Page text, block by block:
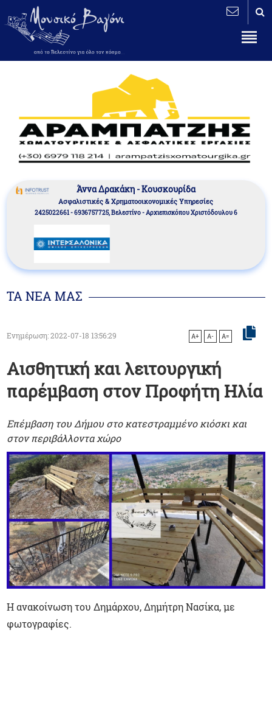
Άννα Δρακάκη - Κουσκουρίδα
Aσφαλιστικές & Χρηματοοικονομικές Υπηρεσίες
2425022661 - 6936757725, Βελεστίνο - Αρχιεπισκόπου Χριστόδουλου 6
ΤΑ ΝΕΑ ΜΑΣ
Ενημέρωση: 2022-07-18 13:56:29 A+ A- A=
Αισθητική και λειτουργική
παρέμβαση στον Προφήτη Ηλία
Επέμβαση του Δήμου στο κατεστραμμένο κιόσκι και
στον περιβάλλοντα χώρο
Η ανακοίνωση του Δημάρχου, Δημήτρη Νασίκα, με
φωτογραφίες.